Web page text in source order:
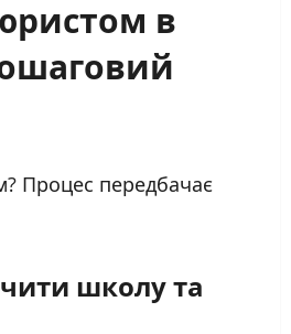
в
Процес передбачає
школу та